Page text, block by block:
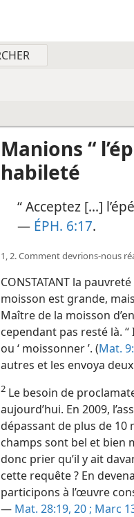
Manions “
habileté
“ Acceptez [...]
— ÉPH. 6:17.
1, 2. Comment devrions-nous
CONSTATANT la
moisson est grande,
Maître de la moisson
cependant pas resté là.
ou ‘ moissonner ’. (Mat.
autres et les envoya
2 Le besoin de
aujourd’hui. En 2009,
dépassant de plus de 10
champs sont bel et bien
donc prier qu’il y ait
cette requête ? En
participons à l’œuvre
— Mat. 28:19, 20 ; Marc